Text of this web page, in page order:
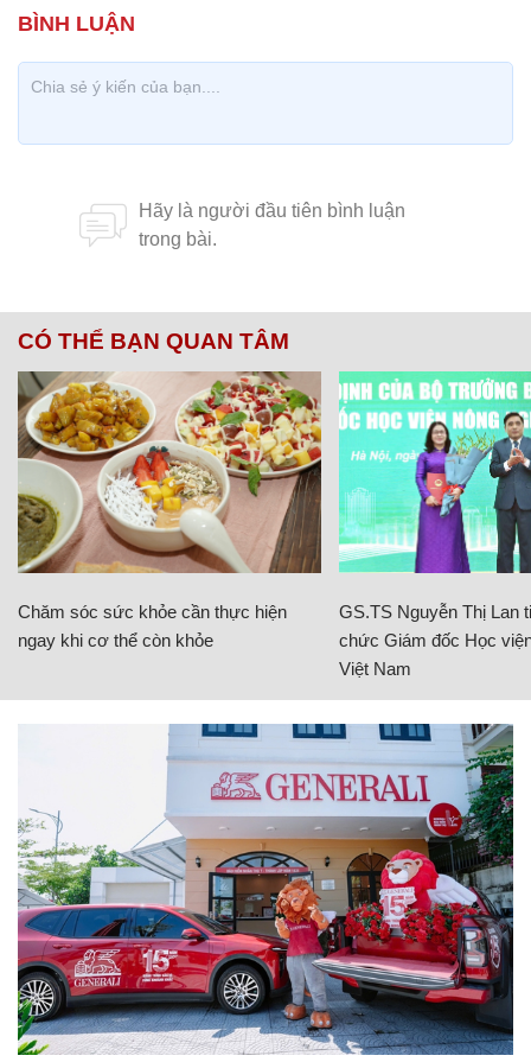
CÓ THỂ BẠN QUAN TÂM
Chăm sóc sức khỏe cần thực hiện
ngay khi cơ thể còn khỏe
GS.TS Nguyễn Thị Lan
chức Giám đốc Học
Việt Nam